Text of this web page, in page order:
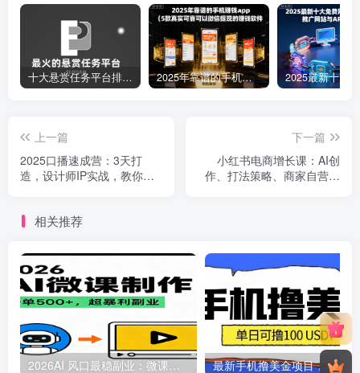
十大悬赏任务平台排行榜（全网最好的悬赏任务平台） 2025年靠谱的手机赚钱app（5款真实可靠可以微信提现的赚钱软件）
上一篇
2025口播速成营：3天打
造，设计师IP实战，教你用
下一篇
小红书电商增长课：AI创
作、打法策略、商家自营，
相关推荐
2026AI 风口最稳副业：微课代写制作，一单 500+，人人可做的蓝海项目